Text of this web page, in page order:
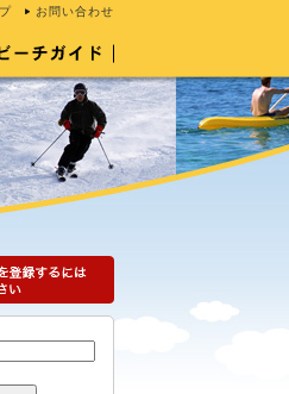
お問い合わせ